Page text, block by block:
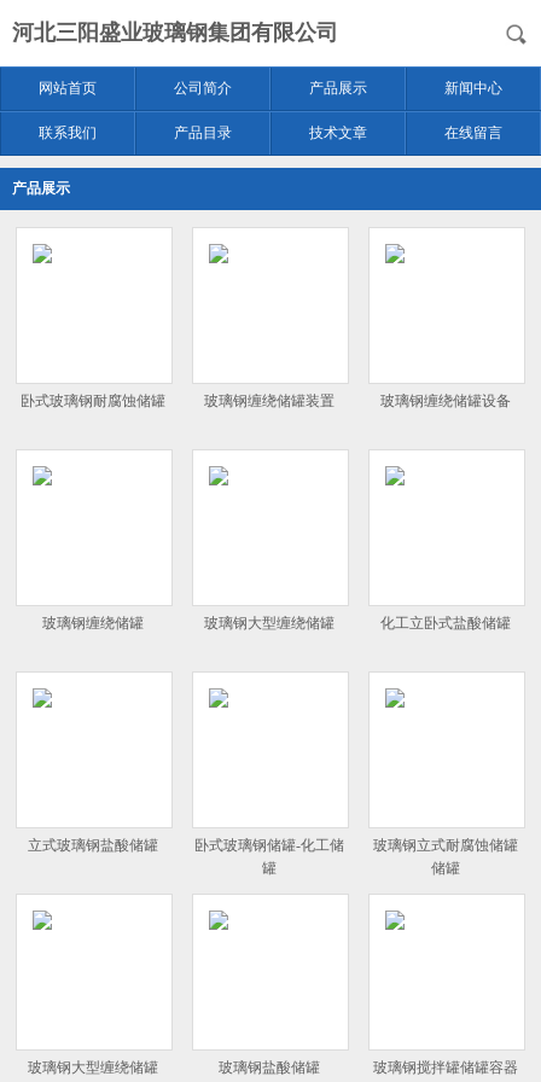
河北三阳盛业玻璃钢集团有限公司
网站首页 公司简介 产品展示 新闻中心
联系我们 产品目录 技术文章 在线留言
产品展示
卧式玻璃钢耐腐蚀储罐 玻璃钢缠绕储罐装置 玻璃钢缠绕储罐设备
玻璃钢缠绕储罐 玻璃钢大型缠绕储罐 化工立卧式盐酸储罐
立式玻璃钢盐酸储罐
卧式玻璃钢储罐-化工储
罐
玻璃钢立式耐腐蚀储罐
储罐
玻璃钢大型缠绕储罐 玻璃钢盐酸储罐 玻璃钢搅拌罐储罐容器